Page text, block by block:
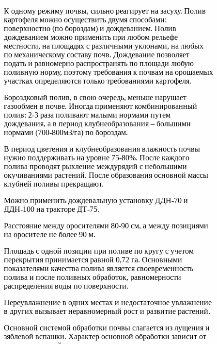
К одному режиму почвы, сильно реагирует на засуху. Полив
картофеля можно осуществить двумя способами:
поверхностно (по бороздам) и дождеванием. Полив
дождеванием можно применить при любом рельефе
местности, на площадях с различными уклонами, на любых
по механическому составу почв. Дождевание позволяет
подать и равномерно распространять по площади любую
поливную норму, поэтому требования к почвам на орошаемых
участках определяются только требованиями картофеля.
Бороздковый полив, в свою очередь, меньше нарушает
газообмен в почве. Иногда применяют комбинированный
полив: 2-3 раза поливают малыми нормами путем
дождевания, а в период клубнеобразования – большими
нормами (700-800м3/га) по бороздам.
В период цветения и клубнеобразования влажность почвы
нужно поддерживать на уровне 75-80%. После каждого
полива проводят рыхление междурядий с небольшими
окучиваниями растений. После образования основной массы
клубней поливы прекращают.
Можно применить дождевальную установку ДДН-70 и
ДДН-100 на тракторе ДТ-75.
Расстояние между оросителями 80-90 см, а между позициями
на оросителе не более 90 м.
Площадь с одной позиции при поливе по кругу с учетом
перекрытия принимается равной 0,72 га. Основными
показателями качества полива является своевременность
полива и после поливных обработок, равномерности
распределения воды по поверхности.
Переувлажнение в одних местах и недостаточное увлажнение
в других вызывает неравномерный рост и развитие растений.
Основной системой обработки почвы слагается из лущения и
зяблевой вспашки. Характер основной обработки зависит от